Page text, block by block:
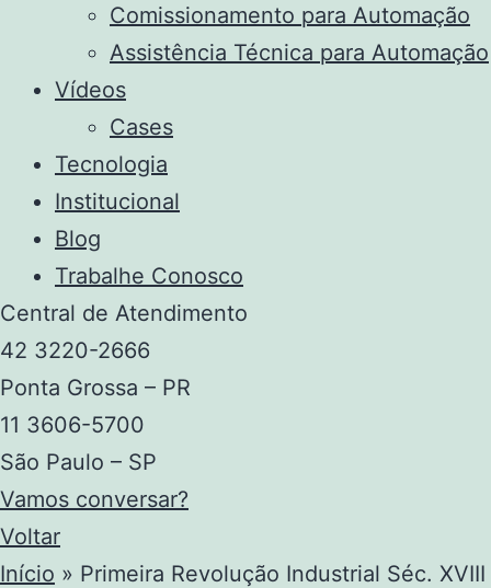
Comissionamento para Automação
Assistência Técnica para Automação
Vídeos
Cases
Tecnologia
Institucional
Blog
Trabalhe Conosco
Central de Atendimento
42 3220-2666
Ponta Grossa – PR
11 3606-5700
São Paulo – SP
Vamos conversar?
Voltar
Início » Primeira Revolução Industrial Séc. XVIII